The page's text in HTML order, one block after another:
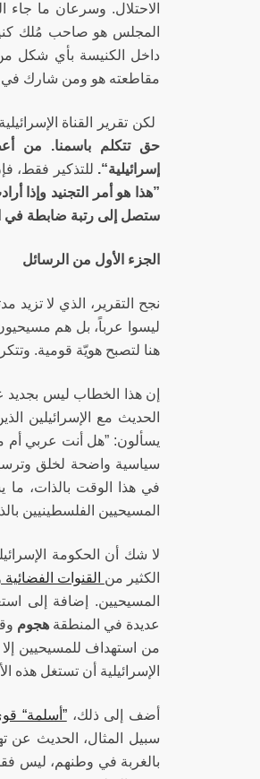
الاحتلال. وسرعان ما
المجلس هو صاحب مُلك
داخل الكنيسة بأي شكل
مقاطعته هو ومن شارك في
لكن تقرير القناة
حق تتكلم باسمنا. من
إسرائيلية“. للتذكير فقط،
”هذا هو أمر التجنيد
ستصل إلى رتبة ضابطة في
الجزء الأول من الرسائل
نجح التقرير، الذي لا تزيد
ليسوا عرباً، بل هم
هنا لتصبح هويّة قومية.
إن هذا الخطاب ليس بجديد
الحديث مع الإسرائيلين
يسألون: ”هل أنت عربي أم
سياسية واضحة لخلق
في هذا الوقت بالذات، ما
المسيحيين الفلسطينيين
لا شك أن الحكومة
الكثير من القنوات الفضائية
المسيحيين. إضافة إلى
عديدة في المنطقةهجوم
من استهداف للمسيحيين
الإسرائيلية أن تستغل
أضف إلى ذلك،”أسلمة“
سبيل المثال، الحديث عن
بالغربة في وطنهم، ليس